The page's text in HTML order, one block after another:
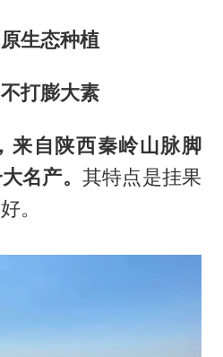
生态种植
打膨大素
来自陕西秦岭山脉脚
名产。 其特点是挂果
。